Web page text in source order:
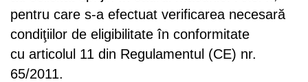
pentru care s-a efectuat verificarea necesară
condiţiilor de eligibilitate în conformitate
cu articolul 11 din Regulamentul (CE) nr.
65/2011.